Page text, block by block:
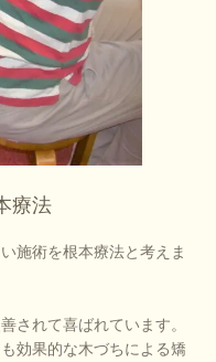
療法
施術を根本療法と考えま
されて喜ばれています。
効果的な木づちによる矯